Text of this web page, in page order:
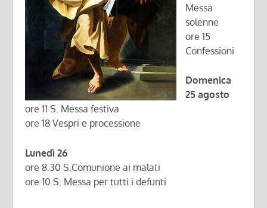
Messa
solenne
ore 15
Confessioni
Domenica
25 agosto
ore 11 S. Messa festiva
ore 18 Vespri e processione
Lunedì 26
ore 8.30 S.Comunione ai malati
ore 10 S. Messa per tutti i defunti